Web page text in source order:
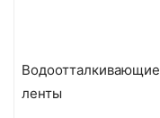
Водоотталкивающие
ленты